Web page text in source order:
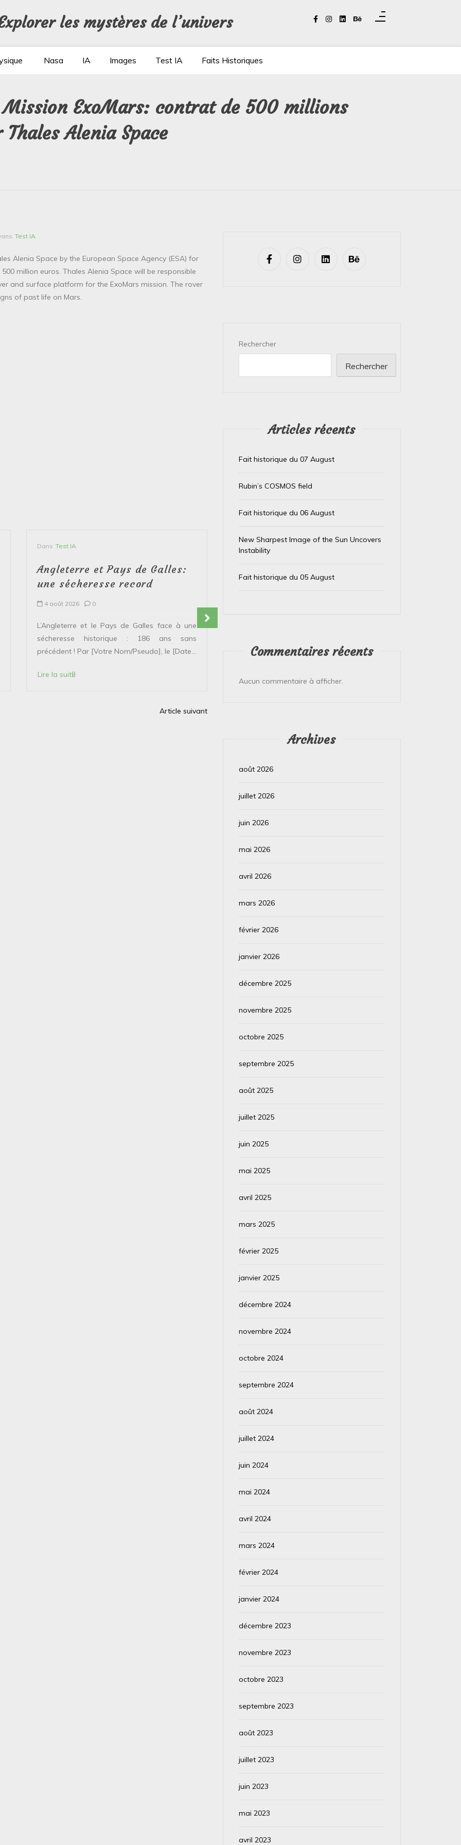
les mystères de l’univers
Nasa IA Images Test IA Faits Historiques
Mission ExoMars: contrat de 500 millions
Thales Alenia Space
Test IA
Alenia Space by the European Space Agency (ESA) for
million euros. Thales Alenia Space will be responsible
and surface platform for the ExoMars mission. The rover
of past life on Mars.
Dans Test IA
Angleterre et Pays de Galles:
une sécheresse record
4 août 2026 0
L’Angleterre et le Pays de Galles face à une
sécheresse historique : 186 ans sans
précédent ! Par [Votre Nom/Pseudo], le [Date...
Lire la suite
Test IA
usagés de la Banque
pour un Futur Plus Vert Qui aurait cru que la
Article suivant
Rechercher
Rechercher
Articles récents
Fait historique du 07 August
Rubin’s COSMOS field
Fait historique du 06 August
New Sharpest Image of the Sun Uncovers
Instability
Fait historique du 05 August
Commentaires récents
Aucun commentaire à afficher.
Archives
août 2026
juillet 2026
juin 2026
mai 2026
avril 2026
mars 2026
février 2026
janvier 2026
décembre 2025
novembre 2025
octobre 2025
septembre 2025
août 2025
juillet 2025
juin 2025
mai 2025
avril 2025
mars 2025
février 2025
janvier 2025
décembre 2024
novembre 2024
octobre 2024
septembre 2024
août 2024
juillet 2024
juin 2024
mai 2024
avril 2024
mars 2024
février 2024
janvier 2024
décembre 2023
novembre 2023
octobre 2023
septembre 2023
août 2023
juillet 2023
juin 2023
mai 2023
avril 2023